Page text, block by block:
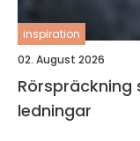
inspiration
02. August 2026
Rörspräckning schaktfri förnyelse av gamla
ledningar